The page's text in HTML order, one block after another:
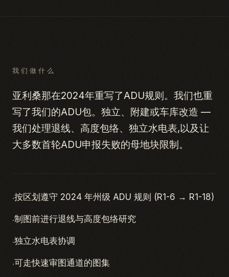
我们做什么
亚利桑那在2024年重写了ADU规则。我们也重
写了我们的ADU包。独立、附建或车库改造 —
我们处理退线、高度包络、独立水电表,以及让
大多数首轮ADU申报失败的母地块限制。
·按区划遵守 2024 年州级 ADU 规则 (R1-6 → R1-18)
·制图前进行退线与高度包络研究
·独立水电表协调
·可走快速审图通道的图集